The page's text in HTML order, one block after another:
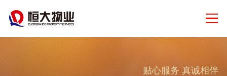
贴心服务 真诚相伴